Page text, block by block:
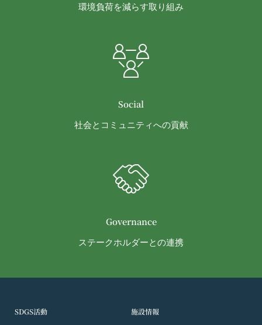
環境負荷を減らす取り組み
Social
社会とコミュニティへの貢献
Governance
ステークホルダーとの連携
SDGS活動 施設情報
会員は、当社および当社から提供物の権利を承継し
格権を行使しないことをあらかじめ承諾するものと
示その他当社が適当と認める方法により会員に通知
を行うことができるものとし、会員はこれに同意す
ルの送信によって行う場合、会員が申込時（変更手
続きを行った場合は、当該変更時とします。）に届
当社は、本条第１項の通知を当社ウェブサイト上に
完了したものとみなします。